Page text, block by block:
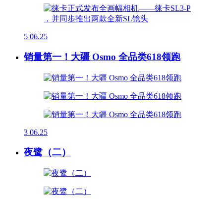
5 06.25
销量第一！大疆 Osmo 全品类618领跑
3 06.25
夜鹭（二）